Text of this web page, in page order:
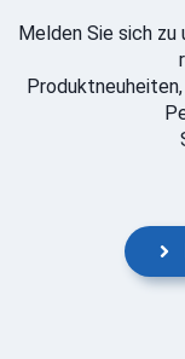
Melden Sie sich